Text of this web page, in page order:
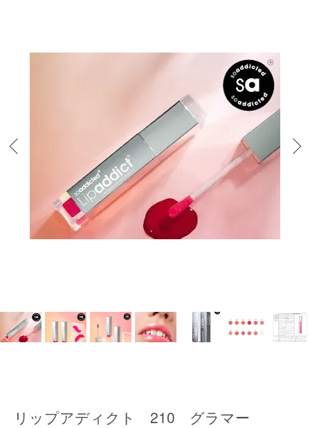
リップアディクト 210 グラマー